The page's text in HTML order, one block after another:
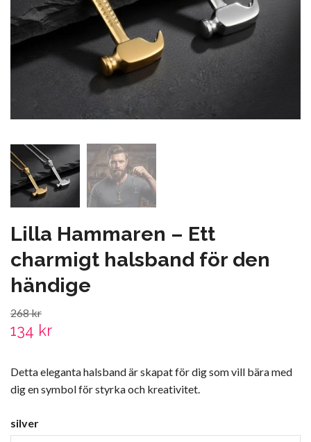
Lilla Hammaren – Ett
charmigt halsband för den
händige
268 kr
134 kr
Detta eleganta halsband är skapat för dig som vill bära med
dig en symbol för styrka och kreativitet.
silver